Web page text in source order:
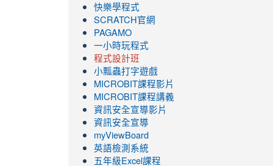
快樂學程式
SCRATCH官網
PAGAMO
一小時玩程式
程式設計班
小瓢蟲打字遊戲
link
to
https://www.youtube.com/channel/
ZBGmXwlbUndNA/videos?
view=0&sort=dd&shelf_id=0
MICROBIT課程影片
link
to
https://www.youtube.com/channel/
ZBGmXwlbUndNA/videos?
view=0&sort=dd&shelf_id=0
MICROBIT課程講義
資訊安全宣導影片
資訊安全宣導
myViewBoard
英語檢測系統
五年級Excel課程